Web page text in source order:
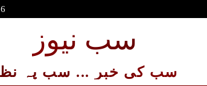
سب نیوز
سب کی خبر ... سب پہ